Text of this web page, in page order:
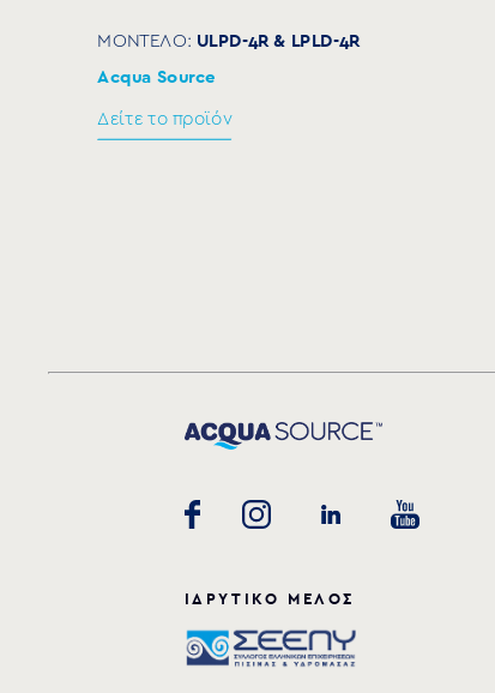
ΜΟΝΤΕΛΟ: ULPD-4R & LPLD-4R
Acqua Source
Δείτε το προϊόν
ΙΔΡΥΤΙΚΟ ΜΕΛΟΣ